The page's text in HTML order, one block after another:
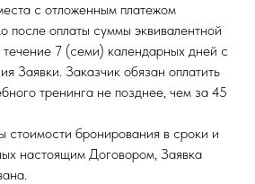
с отложенным платежом
после оплаты суммы эквивалентной
7 (семи) календарных дней с
Заявки. Заказчик обязан оплатить
тренинга не позднее, чем за 45
стоимости бронирования в сроки и
настоящим Договором, Заявка